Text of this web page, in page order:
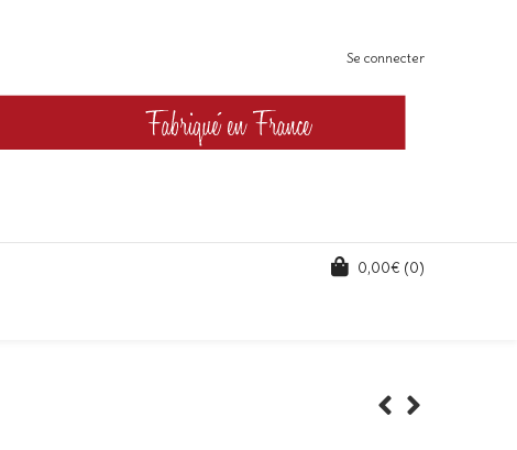
Se connecter
0,00€ (0)